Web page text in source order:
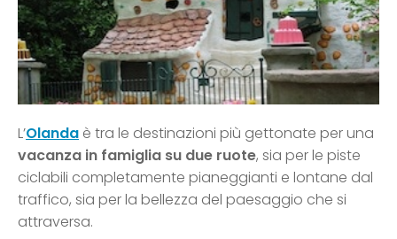
L’Olanda è tra le destinazioni più gettonate per una
vacanza in famiglia su due ruote, sia per le piste
ciclabili completamente pianeggianti e lontane dal
traffico, sia per la bellezza del paesaggio che si
attraversa.